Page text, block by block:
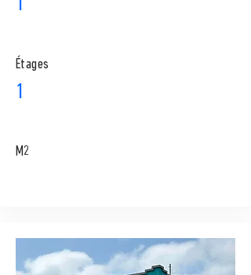
1
​Étages
1
M2